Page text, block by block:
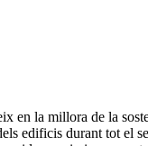
en la millora de la
edificis durant tot